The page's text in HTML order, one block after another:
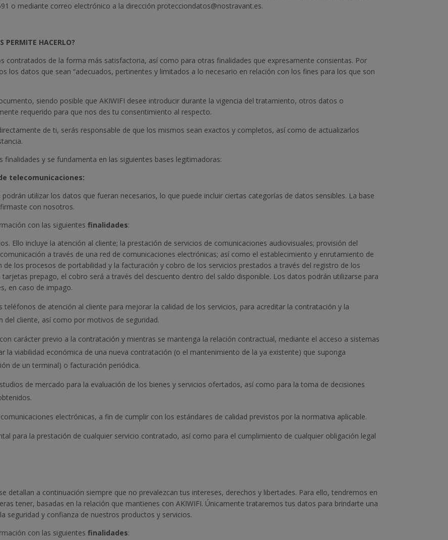
o mediante correo electrónico a la dirección protecciondatos@nostravant.es.
PERMITE HACERLO?
contratados de la forma más satisfactoria, así como para otras finalidades que expresamente consientas. Por
los datos que sean “adecuados, pertinentes y limitados a lo necesario en relación con los fines para los que son
siendo posible que AKIWIFI desee introducir durante la vigencia del tratamiento, otros datos o
requerido para que nos des tu consentimiento al respecto.
de ti, serás responsable de que los mismos sean exactos y completos, así como de actualizarlos
y se fundamenta en las siguientes bases legitimadoras:
telecomunicaciones:
utilizar los datos que fueran necesarios, lo que puede incluir ciertas categorías de datos sensibles. La base
con nosotros.
con las siguientesfinalidades:
Ello incluye la atención al cliente; la prestación de servicios de comunicaciones audiovisuales; provisión del
a través de una red de comunicaciones electrónicas; así como el establecimiento y enrutamiento de
los procesos de portabilidad y la facturación y cobro de los servicios prestados a través del registro de los
prepago, el cobro será a través del descuento dentro del saldo disponible. Los datos podrán utilizarse para
en caso de impago.
teléfonos de atención al cliente para mejorar la calidad de los servicios, para acreditar la contratación y la
cliente, así como por motivos de seguridad.
carácter previo a la contratación y mientras se mantenga la relación contractual, mediante el acceso a sistemas
la viabilidad económica de una nueva contratación (o el mantenimiento de la ya existente) que suponga
de un terminal) o facturación periódica.
de mercado para la evaluación de los bienes y servicios ofertados, así como para la toma de decisiones
electrónicas, a fin de cumplir con los estándares de calidad previstos por la normativa aplicable.
para la prestación de cualquier servicio contratado, así como para el cumplimiento de cualquier obligación legal
detallan a continuación siempre que no prevalezcan tus intereses, derechos y libertades. Para ello, tendremos en
tener, basadas en la relación que mantienes con AKIWIFI. Únicamente trataremos tus datos para brindarte una
seguridad y confianza de nuestros productos y servicios.
con las siguientesfinalidades: